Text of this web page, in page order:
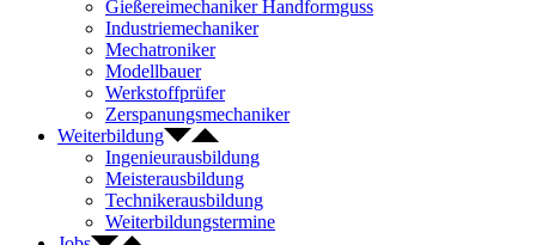
Gießereimechaniker Handformguss
Industriemechaniker
Mechatroniker
Modellbauer
Werkstoffprüfer
Zerspanungsmechaniker
Weiterbildung
Ingenieurausbildung
Meisterausbildung
Technikerausbildung
Weiterbildungstermine